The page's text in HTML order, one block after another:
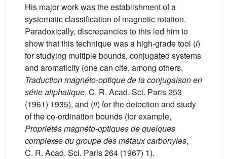
His major work was the establishment of a
systematic classification of magnetic rotation.
Paradoxically, discrepancies to this led him to
show that this technique was a high-grade tool (i)
for studying multiple bounds, conjugated systems
and aromaticity (one can cite, among others,
Traduction magnéto-optique de la conjugaison en
série aliphatique, C. R. Acad. Sci. Paris 253
(1961) 1935), and (ii) for the detection and study
of the co-ordination bounds (for example,
Propriétés magnéto-optiques de quelques
complexes du groupe des métaux carbonyles,
C. R. Acad. Sci. Paris 264 (1967) 1).